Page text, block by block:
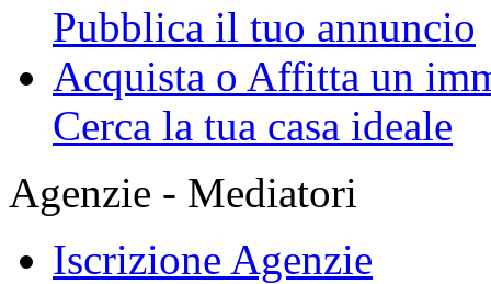
Pubblica il tuo annuncio
Acquista o Affitta un
Cerca la tua casa ideale
Agenzie - Mediatori
Iscrizione Agenzie